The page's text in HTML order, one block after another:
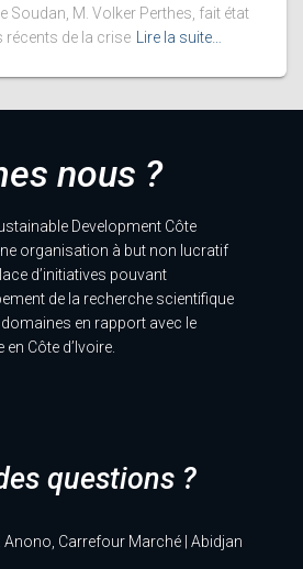
Soudan, M. Volker Perthes, fait état
récents de la crise Lire la suite…
nous ?
Development Côte
organisation à but non lucratif
d’initiatives pouvant
de la recherche scientifique
en rapport avec le
Côte d’Ivoire.
questions ?
Anono, Carrefour Marché | Abidjan